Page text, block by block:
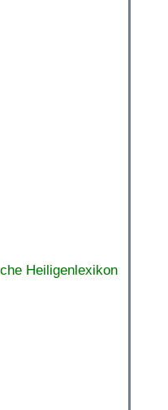
Heiligenlexikon